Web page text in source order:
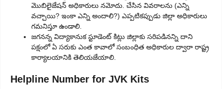
మొబిలైజేషన్ అధికారులు నమోదు. చేసిన వివరాలను (ఎన్ని
వచ్చాయి? ఇంకా ఎన్ని అందాలి?) ఎప్పటికప్పుడు జిల్లా అధికారులు
గమనిస్తూ ఉండాలి.
జగనన్న విద్యాకానుక స్టూడెంట్ కిట్లు జిల్లాకు సరిపడినన్ని దాని
పక్షంలో ఏ సరుకు ఎంత కావాలో సంబంధిత అధికారుల ద్వారా రాష్ట్ర
కార్యాలయానికి తెలియజేయాలి.
Helpline Number for JVK Kits